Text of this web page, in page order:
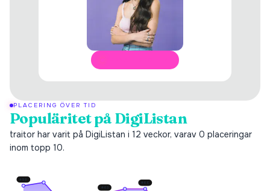
PLACERING ÖVER TID
Populäritet på DigiListan
traitor har varit på DigiListan i 12 veckor, varav 0 placeringar
inom topp 10.
# 58
# 63
# 60